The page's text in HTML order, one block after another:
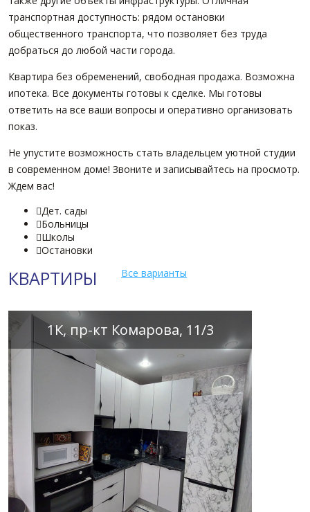
транспортная доступность: рядом остановки
общественного транспорта, что позволяет без труда
добраться до любой части города.
Квартира без обременений, свободная продажа. Возможна
ипотека. Все документы готовы к сделке. Мы готовы
ответить на все ваши вопросы и оперативно организовать
показ.
Не упустите возможность стать владельцем уютной студии
в современном доме! Звоните и записывайтесь на просмотр.
Ждем вас!
Дет. сады
Больницы
Школы
Остановки
КВАРТИРЫ Все варианты
1К, пр-кт Комарова, 11/3